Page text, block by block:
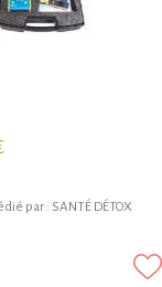
par : SANTÉ DÉTOX